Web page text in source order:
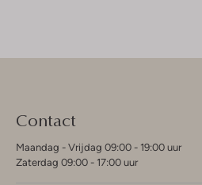
Contact
Maandag - Vrijdag 09:00 - 19:00 uur
Zaterdag 09:00 - 17:00 uur